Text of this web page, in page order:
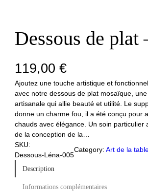
Dessous de plat
119,00 €
Ajoutez une touche artistique et
avec notre dessous de plat mosaïque,
artisanale qui allie beauté et utilité. Le
donne un charme fou, il a été conçu pour
chauds avec élégance. Un soin particulier
de la conception de la…
SKU:
Dessous-Léna-005
Category: Art de la
Description
Informations complémentaires